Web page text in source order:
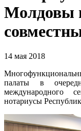
Молдовы
14 мая 2018
палаты в
международного
нотариусы